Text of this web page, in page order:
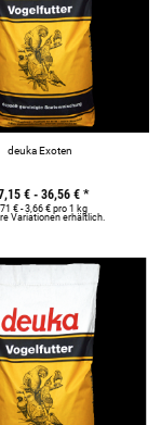
deuka Exoten
€ - 36,56 € *
€ - 3,66 € pro 1 kg
Variationen erhältlich.